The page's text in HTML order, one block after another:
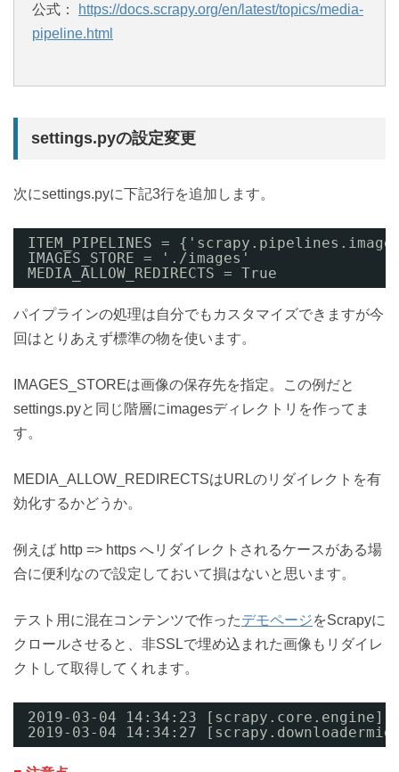
公式：
https://docs.scrapy.org/en/latest/topics/media-
pipeline.html
settings.pyの設定変更
次にsettings.pyに下記3行を追加します。
ITEM_PIPELINES =
IMAGES_STORE = './images'
MEDIA_ALLOW_REDIRECTS = True
パイプラインの処理は自分でもカスタマイズできますが今
回はとりあえず標準の物を使います。
IMAGES_STOREは画像の保存先を指定。この例だと
settings.pyと同じ階層にimagesディレクトリを作ってま
す。
MEDIA_ALLOW_REDIRECTSはURLのリダイレクトを有
効化するかどうか。
例えば http => https へリダイレクトされるケースがある場
合に便利なので設定しておいて損はないと思います。
テスト用に混在コンテンツで作ったデモページをScrapyに
クロールさせると、非SSLで埋め込まれた画像もリダイレ
クトして取得してくれます。
2019-03-04 14:34:23 [scrapy.core.engine]
2019-03-04 14:34:27